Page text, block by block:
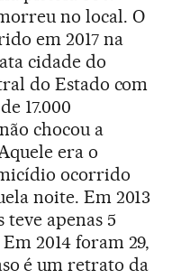
no local. O
em 2017 na
cidade do
do Estado com
17.000
chocou a
era o
ocorrido
noite. Em 2013
apenas 5
2014 foram 29,
é um retrato da